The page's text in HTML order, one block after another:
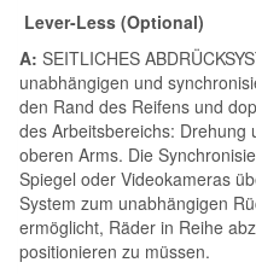
Lever-Less (Optional)
A: SEITLICHES
unabhängigen und
den Rand des Reifens und
des Arbeitsbereichs: Drehung
oberen Arms. Die
Spiegel oder Videokameras
System zum unabhängigen
ermöglicht, Räder in Reihe
positionieren zu müssen.